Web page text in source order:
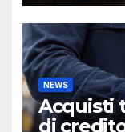
NEWS
Acquisti
di